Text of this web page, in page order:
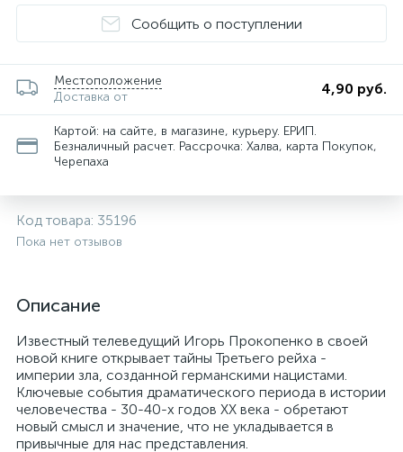
Сообщить о поступлении
Местоположение
Доставка от
4,90 руб.
Картой: на сайте, в магазине, курьеру. ЕРИП.
Безналичный расчет. Рассрочка: Халва, карта Покупок,
Черепаха
Код товара: 35196
Пока нет отзывов
Описание
Известный телеведущий Игорь Прокопенко в своей
новой книге открывает тайны Третьего рейха -
империи зла, созданной германскими нацистами.
Ключевые события драматического периода в истории
человечества - 30-40-х годов ХХ века - обретают
новый смысл и значение, что не укладывается в
привычные для нас представления.